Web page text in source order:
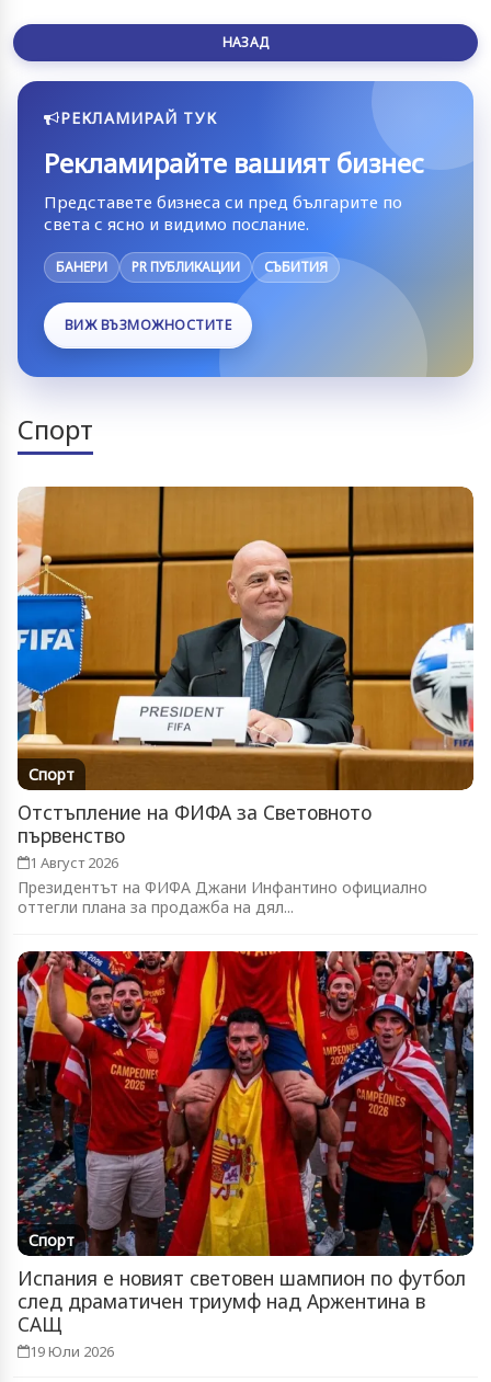
НАЗАД
РЕКЛАМИРАЙ ТУК
Рекламирайте вашият бизнес
Представете бизнеса си пред българите по
света с ясно и видимо послание.
БАНЕРИ PR ПУБЛИКАЦИИ СЪБИТИЯ
ВИЖ ВЪЗМОЖНОСТИТЕ
Спорт
Спорт
Отстъпление на ФИФА за Световното
първенство
1 Август 2026
Президентът на ФИФА Джани Инфантино официално
оттегли плана за продажба на дял...
Спорт
Испания е новият световен шампион по футбол
след драматичен триумф над Аржентина в
САЩ
19 Юли 2026